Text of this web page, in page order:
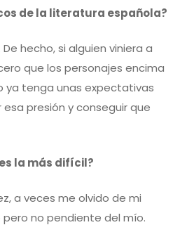
de la literatura española?
hecho, si alguien viniera a
que los personajes encima
ya tenga unas expectativas
presión y conseguir que
la más difícil?
a veces me olvido de mi
no pendiente del mío.